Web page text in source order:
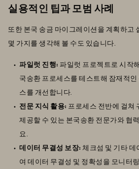
실용적인 팁과 모범 사례
또한 본국 송금 마이그레이션을 계획하고
몇 가지를 생각해 볼 수도 있습니다.
파일럿 진행: 파일럿 프로젝트로 시작
국송환 프로세스를 테스트해 잠재적
스를 개선합니다.
전문 지식 활용: 프로세스 전반에 걸쳐
제공할 수 있는 본국송환 전문가와 협
요.
데이터 무결성 보장: 체크섬 및 기타 데
여 데이터 무결성 및 정확성을 모니터